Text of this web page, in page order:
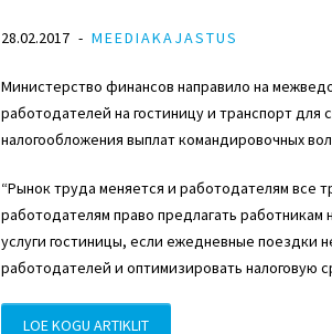
28.02.2017 MEEDIAKAJASTUS
Министерство финансов направило на
работодателей на гостиницу и транспорт для
налогообложения выплат командировочных
“Рынок труда меняется и работодателям все
работодателям право предлагать
услуги гостиницы, если ежедневные поездки
работодателей и оптимизировать налоговую
LOE KOGU ARTIKLIT